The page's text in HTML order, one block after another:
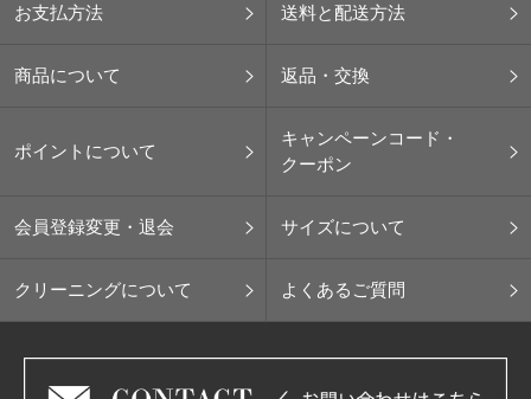
お支払方法 送料と配送方法
商品について 返品・交換
ポイントについて
キャンペーンコード・
クーポン
会員登録変更・退会 サイズについて
クリーニングについて よくあるご質問